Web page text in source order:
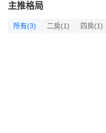
主推格局
所有(3) 二房(1) 四房(1)